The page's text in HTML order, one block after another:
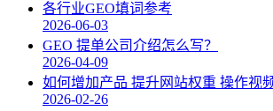
各行业GEO填词参考
2026-06-03
GEO 提单公司介绍怎么写？
2026-04-09
如何增加产品 提升网站权重 操作视
2026-02-26